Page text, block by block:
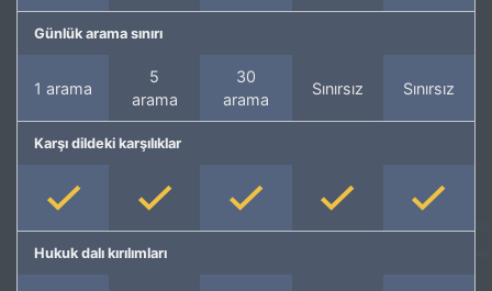
Günlük arama sınırı
1 arama
5
arama
30
arama
Sınırsız Sınırsız
Karşı dildeki karşılıklar
Hukuk dalı kırılımları